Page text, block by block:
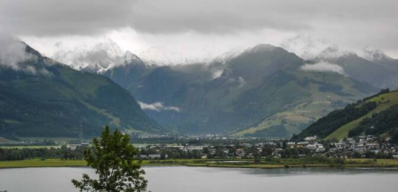
H
A
T
P
R
I